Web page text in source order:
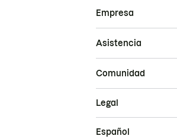
Empresa
Asistencia
Comunidad
Legal
Español